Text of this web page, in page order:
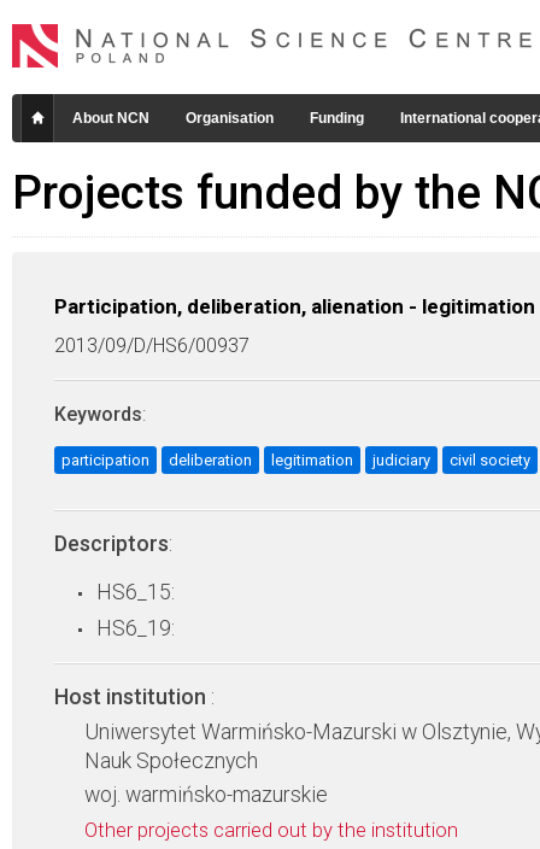
About NCN Organisation Funding International
Projects funded by the
Participation, deliberation, alienation -
2013/09/D/HS6/00937
Keywords:
participation deliberation legitimation judiciary civil society
Descriptors:
HS6_15:
HS6_19:
Host institution :
Uniwersytet Warmińsko-Mazurski w Olsztynie,
Nauk Społecznych
woj. warmińsko-mazurskie
Other projects carried out by the institution